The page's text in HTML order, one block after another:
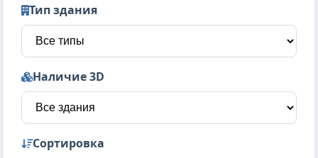
Тип здания
Наличие 3D
Сортировка